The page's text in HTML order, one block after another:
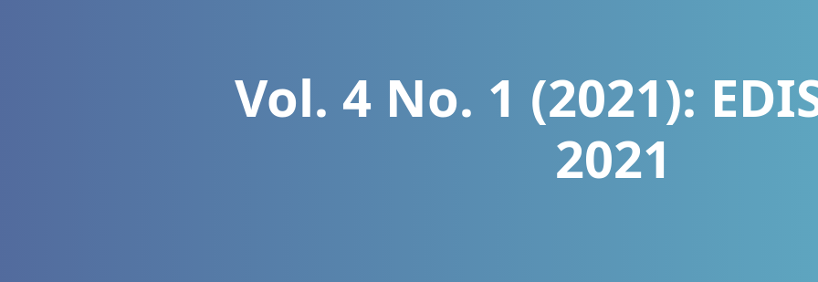
Vol. 4 No. 1 (2021):
2021